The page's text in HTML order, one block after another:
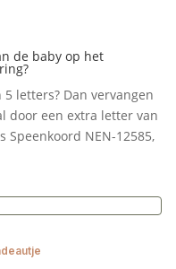
de baby op het
letters? Dan vervangen
door een extra letter van
Speenkoord NEN-12585,